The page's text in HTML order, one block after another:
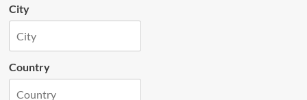
City
Country